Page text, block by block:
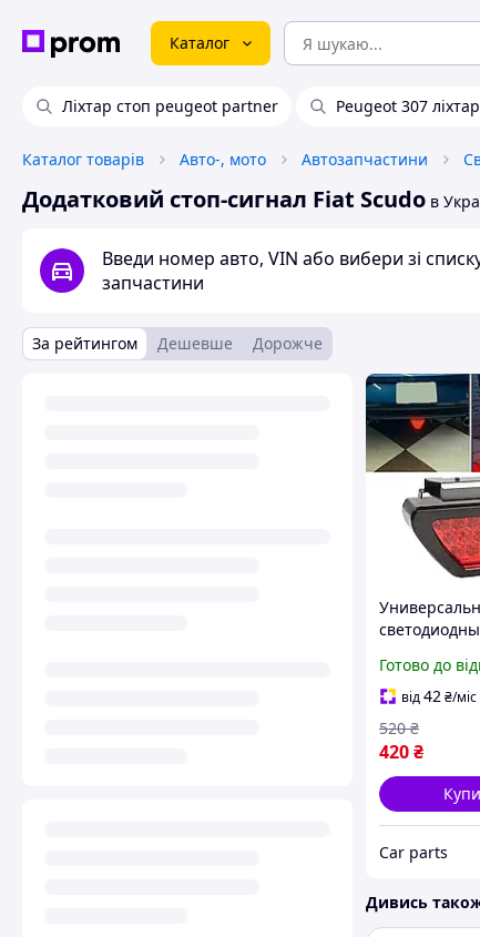
Каталог
Ліхтар стоп peugeot partner Peugeot 307
Каталог товарів Авто-, мото Автозапчастини
Додатковий стоп-сигнал Fiat Scudo в
Введи номер авто, VIN або вибери зі
запчастини
За рейтингом Дешевше Дорожче
- F1
Готово до
від42₴/міс
420₴
520 ₴
Сar parts
Дивись